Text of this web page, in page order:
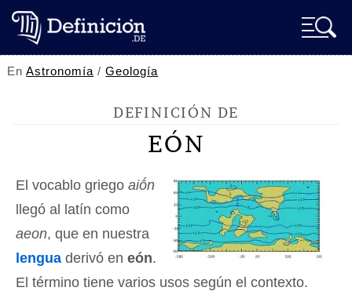
EnAstronomía /Geología
DEFINICIÓN DE
EÓN
El vocablo griego aiṓn
llegó al latín como
aeon, que en nuestra
lengua derivó en eón.
El término tiene varios usos según el contexto.